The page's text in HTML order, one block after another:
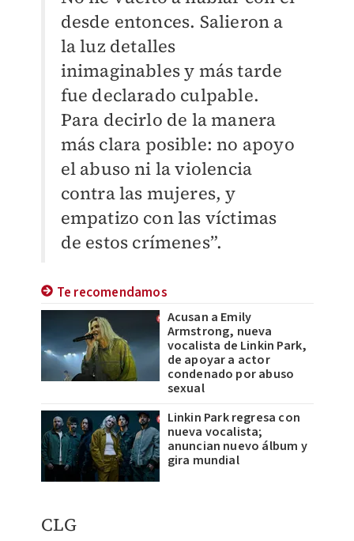
desde entonces. Salieron a
la luz detalles
inimaginables y más tarde
fue declarado culpable.
Para decirlo de la manera
más clara posible: no apoyo
el abuso ni la violencia
contra las mujeres, y
empatizo con las víctimas
de estos crímenes”.
Te recomendamos
Acusan a Emily
Armstrong, nueva
vocalista de Linkin Park,
de apoyar a actor
condenado por abuso
sexual
Linkin Park regresa con
nueva vocalista;
anuncian nuevo álbum y
gira mundial
CLG​